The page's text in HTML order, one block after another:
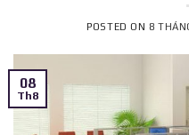
POSTED ON 8
08
Th8